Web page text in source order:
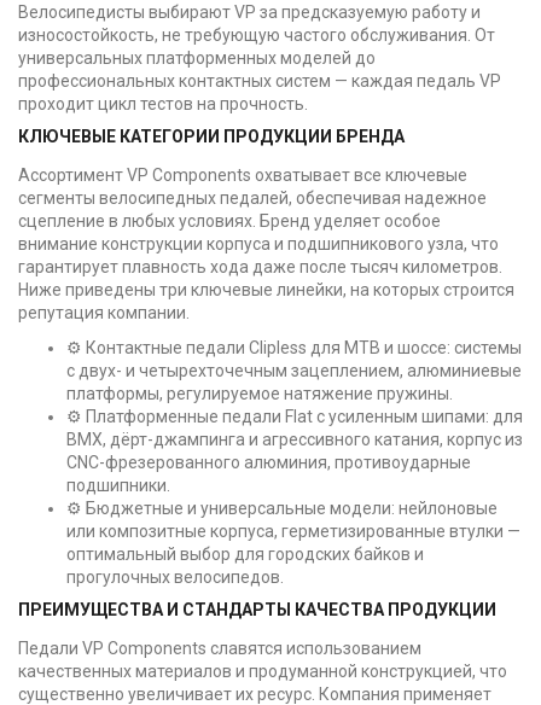
Велосипедисты выбирают VP за предсказуемую работу и
износостойкость, не требующую частого обслуживания. От
универсальных платформенных моделей до
профессиональных контактных систем — каждая педаль VP
проходит цикл тестов на прочность.
КЛЮЧЕВЫЕ КАТЕГОРИИ ПРОДУКЦИИ БРЕНДА
Ассортимент VP Components охватывает все ключевые
сегменты велосипедных педалей, обеспечивая надежное
сцепление в любых условиях. Бренд уделяет особое
внимание конструкции корпуса и подшипникового узла, что
гарантирует плавность хода даже после тысяч километров.
Ниже приведены три ключевые линейки, на которых строится
репутация компании.
⚙️ Контактные педали Clipless для MTB и шоссе: системы
с двух- и четырехточечным зацеплением, алюминиевые
платформы, регулируемое натяжение пружины.
⚙️ Платформенные педали Flat с усиленным шипами: для
BMX, дёрт-джампинга и агрессивного катания, корпус из
CNC-фрезерованного алюминия, противоударные
подшипники.
⚙️ Бюджетные и универсальные модели: нейлоновые
или композитные корпуса, герметизированные втулки —
оптимальный выбор для городских байков и
прогулочных велосипедов.
ПРЕИМУЩЕСТВА И СТАНДАРТЫ КАЧЕСТВА ПРОДУКЦИИ
Педали VP Components славятся использованием
качественных материалов и продуманной конструкцией, что
существенно увеличивает их ресурс. Компания применяет